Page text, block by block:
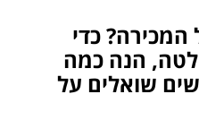
כדי
הנה כמה
שואלים על